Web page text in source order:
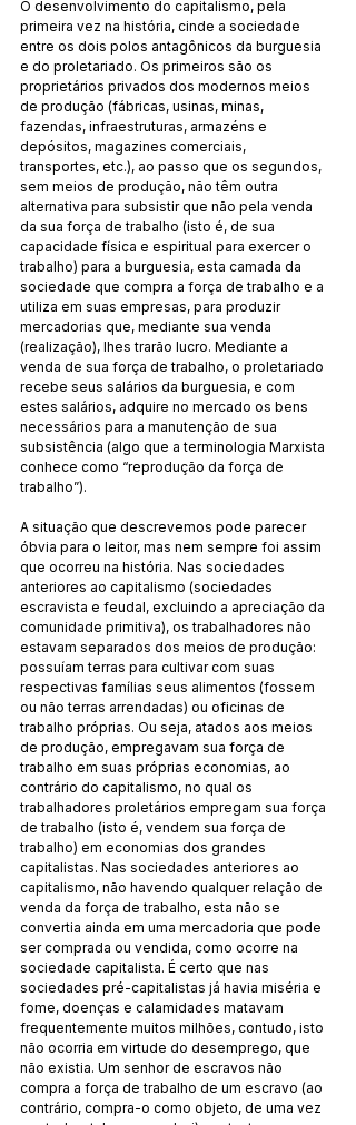
O desenvolvimento do capitalismo, pela
primeira vez na história, cinde a sociedade
entre os dois polos antagônicos da burguesia
e do proletariado. Os primeiros são os
proprietários privados dos modernos meios
de produção (fábricas, usinas, minas,
fazendas, infraestruturas, armazéns e
depósitos, magazines comerciais,
transportes, etc.), ao passo que os segundos,
sem meios de produção, não têm outra
alternativa para subsistir que não pela venda
da sua força de trabalho (isto é, de sua
capacidade física e espiritual para exercer o
trabalho) para a burguesia, esta camada da
sociedade que compra a força de trabalho e a
utiliza em suas empresas, para produzir
mercadorias que, mediante sua venda
(realização), lhes trarão lucro. Mediante a
venda de sua força de trabalho, o proletariado
recebe seus salários da burguesia, e com
estes salários, adquire no mercado os bens
necessários para a manutenção de sua
subsistência (algo que a terminologia Marxista
conhece como “reprodução da força de
trabalho”).
A situação que descrevemos pode parecer
óbvia para o leitor, mas nem sempre foi assim
que ocorreu na história. Nas sociedades
anteriores ao capitalismo (sociedades
escravista e feudal, excluindo a apreciação da
comunidade primitiva), os trabalhadores não
estavam separados dos meios de produção:
possuíam terras para cultivar com suas
respectivas famílias seus alimentos (fossem
ou não terras arrendadas) ou oficinas de
trabalho próprias. Ou seja, atados aos meios
de produção, empregavam sua força de
trabalho em suas próprias economias, ao
contrário do capitalismo, no qual os
trabalhadores proletários empregam sua força
de trabalho (isto é, vendem sua força de
trabalho) em economias dos grandes
capitalistas. Nas sociedades anteriores ao
capitalismo, não havendo qualquer relação de
venda da força de trabalho, esta não se
convertia ainda em uma mercadoria que pode
ser comprada ou vendida, como ocorre na
sociedade capitalista. É certo que nas
sociedades pré-capitalistas já havia miséria e
fome, doenças e calamidades matavam
frequentemente muitos milhões, contudo, isto
não ocorria em virtude do desemprego, que
não existia. Um senhor de escravos não
compra a força de trabalho de um escravo (ao
contrário, compra-o como objeto, de uma vez